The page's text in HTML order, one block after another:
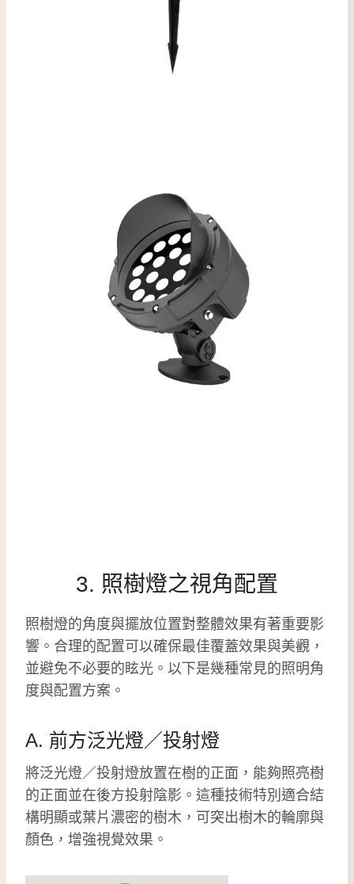
3. 照樹燈之視角配置
照樹燈的角度與擺放位置對整體效果有著重要影
響。合理的配置可以確保最佳覆蓋效果與美觀，
並避免不必要的眩光。以下是幾種常見的照明角
度與配置方案。
A. 前方泛光燈／投射燈
將泛光燈／投射燈放置在樹的正面，能夠照亮樹
的正面並在後方投射陰影。這種技術特別適合結
構明顯或葉片濃密的樹木，可突出樹木的輪廓與
顏色，增強視覺效果。